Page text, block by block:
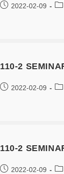
2022-02-09
110-2
2022-02-09
110-2
2022-02-09